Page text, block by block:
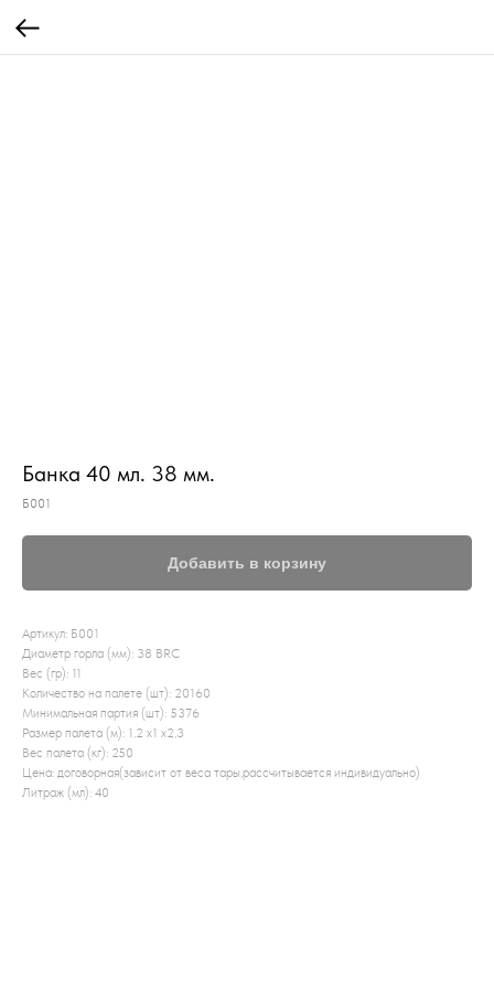
Банка 40 мл. 38 мм.
Б001
Добавить в корзину
Артикул: Б001
Диаметр горла (мм): 38 BRC
Вес (гр): 11
Количество на палете (шт): 20160
Минимальная партия (шт): 5376
Размер палета (м): 1,2 x1 x2,3
Вес палета (кг): 250
Цена: договорная(зависит от веса тары,рассчитывается индивидуально)
Литраж (мл): 40